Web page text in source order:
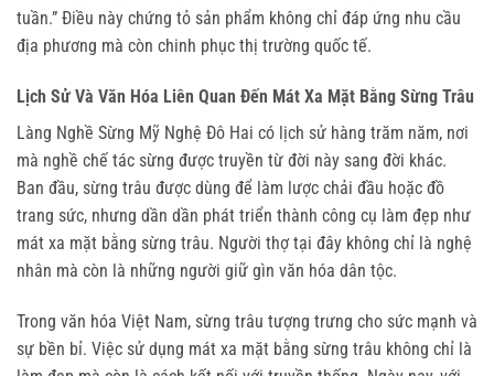
tuần.” Điều này chứng tỏ sản phẩm không chỉ đáp ứng nhu cầu
địa phương mà còn chinh phục thị trường quốc tế.
Lịch Sử Và Văn Hóa Liên Quan Đến Mát Xa Mặt Bằng Sừng Trâu
Làng Nghề Sừng Mỹ Nghệ Đô Hai có lịch sử hàng trăm năm, nơi
mà nghề chế tác sừng được truyền từ đời này sang đời khác.
Ban đầu, sừng trâu được dùng để làm lược chải đầu hoặc đồ
trang sức, nhưng dần dần phát triển thành công cụ làm đẹp như
mát xa mặt bằng sừng trâu. Người thợ tại đây không chỉ là nghệ
nhân mà còn là những người giữ gìn văn hóa dân tộc.
Trong văn hóa Việt Nam, sừng trâu tượng trưng cho sức mạnh và
sự bền bỉ. Việc sử dụng mát xa mặt bằng sừng trâu không chỉ là